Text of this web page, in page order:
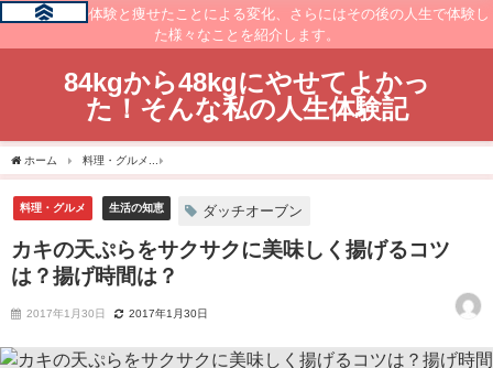
痩せるまでの体験と痩せたことによる変化、さらにはその後の人生で体験し
た様々なことを紹介します。
84kgから48kgにやせてよかっ
た！そんな私の人生体験記
ホーム 料理・グルメ
料理・グルメ 生活の知恵 ダッチオーブン
カキの天ぷらをサクサクに美味しく揚げるコツ
は？揚げ時間は？
2017年1月30日 2017年1月30日